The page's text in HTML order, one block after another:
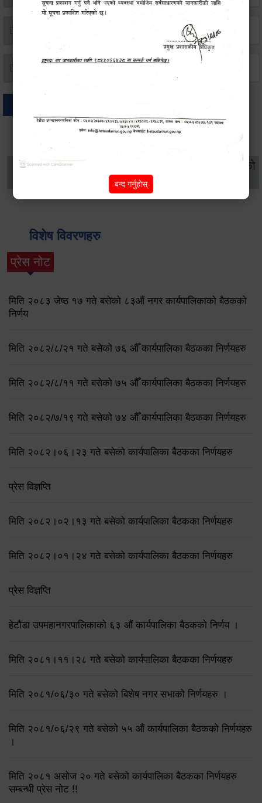
थप विवरणहरु
सामाजिक सुरक्षा तथा
विकास
सूचनाको
विशेष विवरणहरु
प्रेस नोट
मिति २०८३ जेष्ठ १७ गते बसेको ८३औं नगर कार्यपालिकाको बैठकको
निर्णय
मिति २०८२/८/२१ गते बसेको ७६ औँ कार्यपालिका बैठकका निर्णयहरु
मिति २०८२/८/११ गते बसेको ७५ औँ कार्यपालिका बैठकका निर्णयहरु
मिति २०८२/७/१९ गते बसेको ७४ औँ कार्यपालिका बैठकका निर्णयहरु
मिति २०८२।०६।२३ गते बसेको कार्यपालिका बैठकका निर्णयहरु
प्रेस विज्ञप्ति
मिति २०८२।०२।१३ गते बसेको कार्यपालिका बैठकका निर्णयहरु
मिति २०८२।०१।२४ गते बसेको कार्यपालिका बैठकका निर्णयहरु
प्रेस विज्ञप्ति
हेटौडा उपमहानगरपालिकाको ६३ औं कार्यपालिका बैठकको निर्णय ।
मिति २०८१।११।२८ गते बसेको कार्यपालिका बैठकका निर्णयहरु
मिति २०८१/०६/३० गते बसेको बिशेष नगर सभाको निर्णयहरु ।
मिति २०८१/०६/२९ गते बसेको ५५ औं कार्यपालिका बैठकको निर्णयहरु
।
मिति २०८१ असोज २० गते बसेको कार्यपालिका बैठकका निर्णयहरु
सम्बन्धी प्रेस नोट !!
बन्द गर्नुहोस्